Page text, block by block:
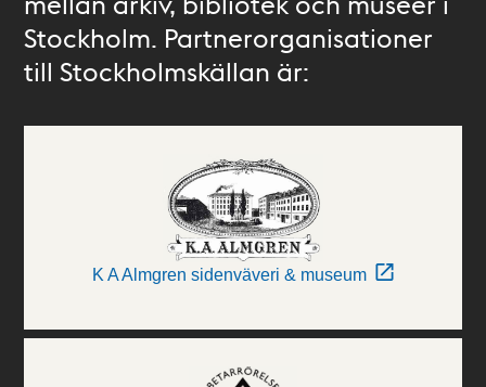
Stockholm. Partnerorganisationer
till Stockholmskällan är:
K A Almgren sidenväveri & museum